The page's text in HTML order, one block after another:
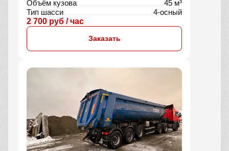
Объём кузова
45 м³
Тип шасси
4-осный
2 700 руб / час
Заказать